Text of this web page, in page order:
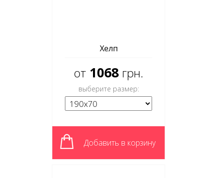
Хелп
от 1068 грн.
выберите размер:
Добавить в корзину